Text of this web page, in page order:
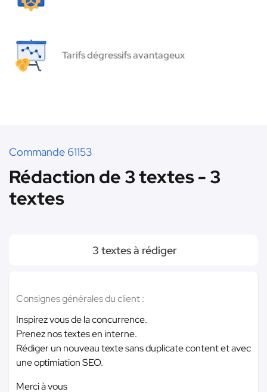
Tarifs dégressifs avantageux
Commande 61153
Rédaction de 3 textes - 3
textes
3 textes à rédiger
Consignes générales du client :
Inspirez vous de la concurrence.
Prenez nos textes en interne.
Rédiger un nouveau texte sans duplicate content et avec
une optimiation SEO.
Merci à vous